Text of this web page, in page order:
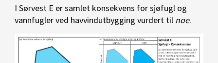
I Sørvest E er samlet konsekvens for sjøfugl og
vannfugler ved havvindutbygging vurdert til noe.